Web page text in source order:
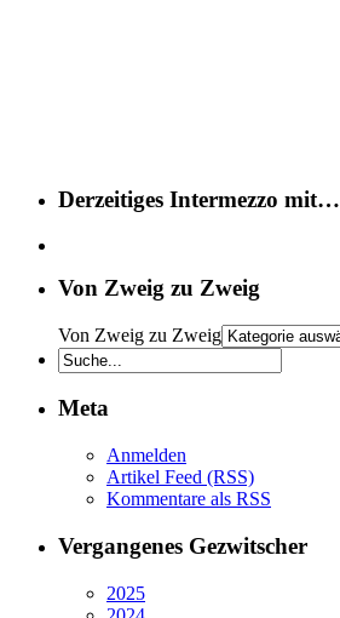
Derzeitiges Intermezzo mit…
Von Zweig zu Zweig
Von Zweig zu Zweig
Meta
Anmelden
Artikel Feed (RSS)
Kommentare als RSS
Vergangenes Gezwitscher
2025